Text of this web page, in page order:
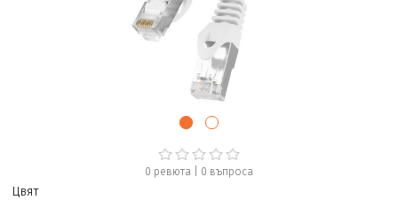
0 ревюта| 0 въпроса
Цвят